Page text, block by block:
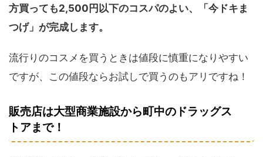
方買っても2,500円以下のコスパのよい、「今ドキま
つげ」が完成します。
流行りのコスメを買うときは値段に慎重になりやすい
ですが、この値段ならお試しで買うのもアリですね！
販売店は大型商業施設から町中のドラッグス
トアまで！